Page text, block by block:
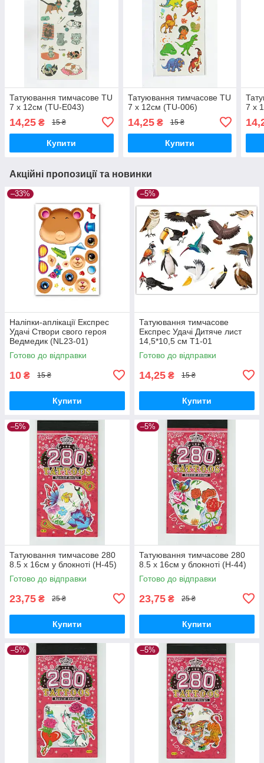
Татуювання тимчасове TU
7 х 12см (TU-E043)
14,25 ₴ 15 ₴
Купити
Татуювання тимчасове TU
7 х 12см (TU-006)
14,25₴ 15 ₴
Купити
7 х
Акційні пропозиції та новинки
–33%
Наліпки-аплікації Експрес
Удачі Створи свого героя
Ведмедик (NL23-01)
Готово до відправки
10 ₴ 15 ₴
Купити
–5%
Татуювання тимчасове
Експрес Удачі Дитяче лист
14,5*10,5 см Т1-01
Готово до відправки
14,25 ₴ 15 ₴
Купити
–5%
Татуювання тимчасове 280
8.5 х 16см у блокноті (H-45)
Готово до відправки
23,75 ₴ 25 ₴
Купити
–5%
Татуювання тимчасове 280
8.5 х 16см у блокноті (H-44)
Готово до відправки
23,75 ₴ 25 ₴
Купити
–5% –5%